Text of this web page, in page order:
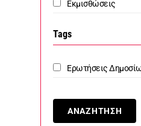
Εκμισθώσεις
Tags
Ερωτήσεις